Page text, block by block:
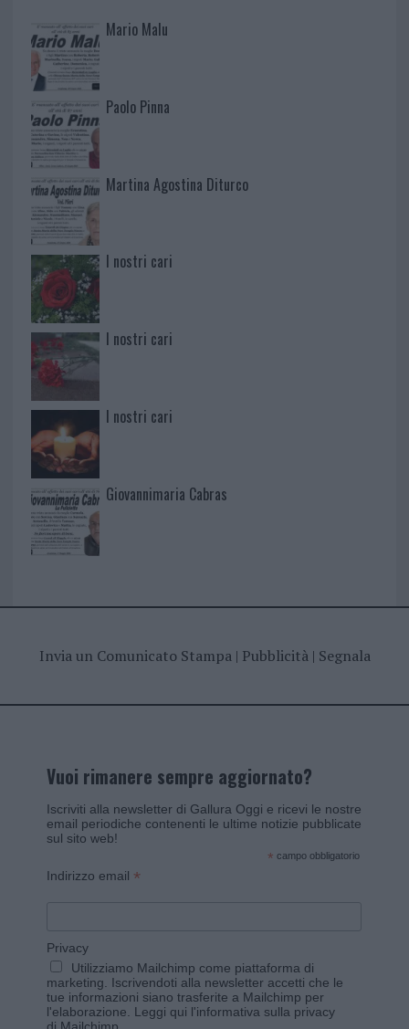
Mario Malu
Paolo Pinna
Martina Agostina Diturco
I nostri cari
I nostri cari
I nostri cari
Giovannimaria Cabras
Invia un Comunicato Stampa| Pubblicità| Segnala
Vuoi rimanere sempre aggiornato?
Iscriviti alla newsletter di Gallura Oggi e ricevi le nostre
email periodiche contenenti le ultime notizie pubblicate
sul sito web!
* campo obbligatorio
Indirizzo email *
Privacy
Utilizziamo Mailchimp come piattaforma di
marketing. Iscrivendoti alla newsletter accetti che le
tue informazioni siano trasferite a Mailchimp per
l'elaborazione. Leggi qui l'informativa sulla privacy